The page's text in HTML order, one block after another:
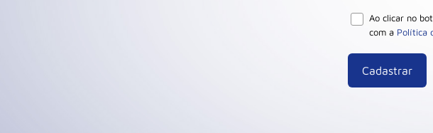
Ao clicar no
com a Política